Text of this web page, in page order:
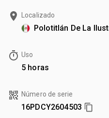
Localizado
Polotitlán De La
Uso
5 horas
Número de serie
16PDCY2604503